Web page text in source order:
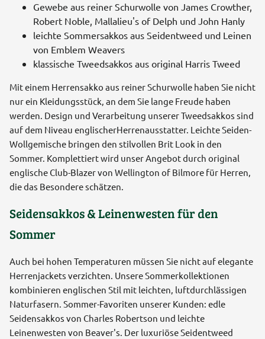
Gewebe aus reiner Schurwolle von James Crowther,
Robert Noble, Mallalieu's of Delph und John Hanly
leichte Sommersakkos aus Seidentweed und Leinen
von Emblem Weavers
klassische Tweedsakkos aus original Harris Tweed
Mit einem Herrensakko aus reiner Schurwolle haben Sie nicht
nur ein Kleidungsstück, an dem Sie lange Freude haben
werden. Design und Verarbeitung unserer Tweedsakkos sind
auf dem Niveau englischerHerrenausstatter. Leichte Seiden-
Wollgemische bringen den stilvollen Brit Look in den
Sommer. Komplettiert wird unser Angebot durch original
englische Club-Blazer von Wellington of Bilmore für Herren,
die das Besondere schätzen.
Seidensakkos & Leinenwesten für den
Sommer
Auch bei hohen Temperaturen müssen Sie nicht auf elegante
Herrenjackets verzichten. Unsere Sommerkollektionen
kombinieren englischen Stil mit leichten, luftdurchlässigen
Naturfasern. Sommer-Favoriten unserer Kunden: edle
Seidensakkos von Charles Robertson und leichte
Leinenwesten von Beaver's. Der luxuriöse Seidentweed